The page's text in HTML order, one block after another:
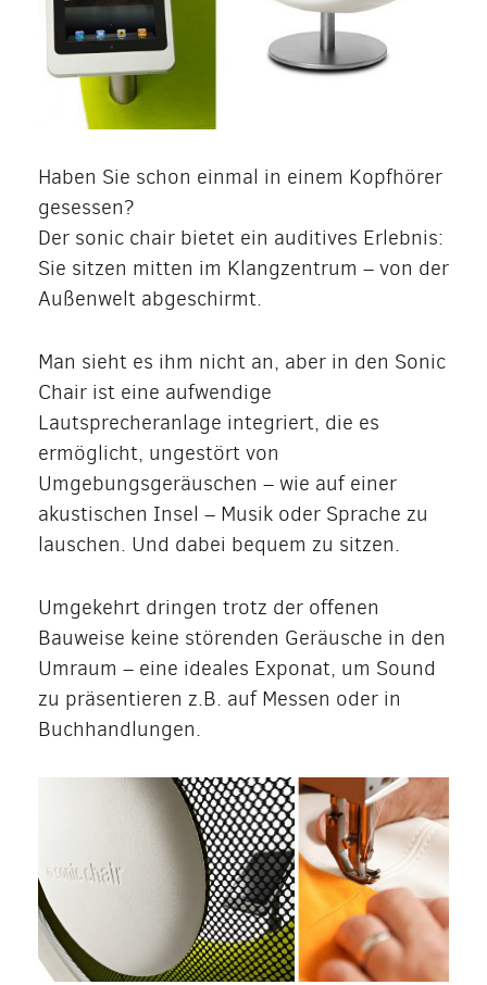
Haben Sie schon einmal in einem Kopfhörer
gesessen?
Der sonic chair bietet ein auditives Erlebnis:
Sie sitzen mitten im Klangzentrum – von der
Außenwelt abgeschirmt.
Man sieht es ihm nicht an, aber in den Sonic
Chair ist eine aufwendige
Lautsprecheranlage integriert, die es
ermöglicht, ungestört von
Umgebungsgeräuschen – wie auf einer
akustischen Insel – Musik oder Sprache zu
lauschen. Und dabei bequem zu sitzen.
Umgekehrt dringen trotz der offenen
Bauweise keine störenden Geräusche in den
Umraum – eine ideales Exponat, um Sound
zu präsentieren z.B. auf Messen oder in
Buchhandlungen.